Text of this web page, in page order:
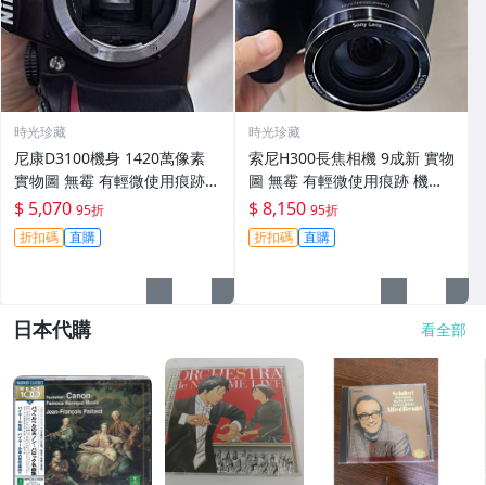
時光珍藏
尼康D3100機身 1420萬像素
實物圖 無霉 有輕微使用痕跡
機身原裝 無拆修無翻新 臨-34
3
$ 5,070 95折
折扣碼 直購
時光珍藏
索尼H300長焦相機 9成新 實物
圖 無霉 有輕微使用痕跡 機身
鏡頭原裝 無拆修無翻新-3430
$ 8,150 95折
折扣碼 直購
日本代購 看全部